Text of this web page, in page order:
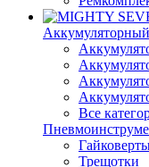
Все
Трещотки